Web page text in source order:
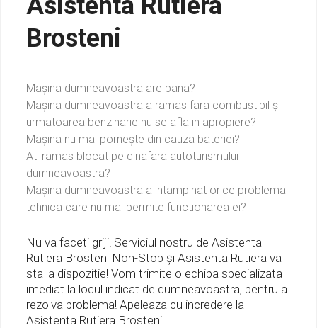
Brosteni
Mașina dumneavoastra are pana?
Mașina dumneavoastra a ramas fara combustibil și
urmatoarea benzinarie nu se afla in apropiere?
Mașina nu mai pornește din cauza bateriei?
Ati ramas blocat pe dinafara autoturismului
dumneavoastra?
Mașina dumneavoastra a intampinat orice problema
tehnica care nu mai permite functionarea ei?
Nu va faceti griji! Serviciul nostru de Asistenta
Rutiera Brosteni Non-Stop și Asistenta Rutiera va
sta la dispozitie! Vom trimite o echipa specializata
imediat la locul indicat de dumneavoastra, pentru a
rezolva problema! Apeleaza cu incredere la
Asistenta Rutiera Brosteni!